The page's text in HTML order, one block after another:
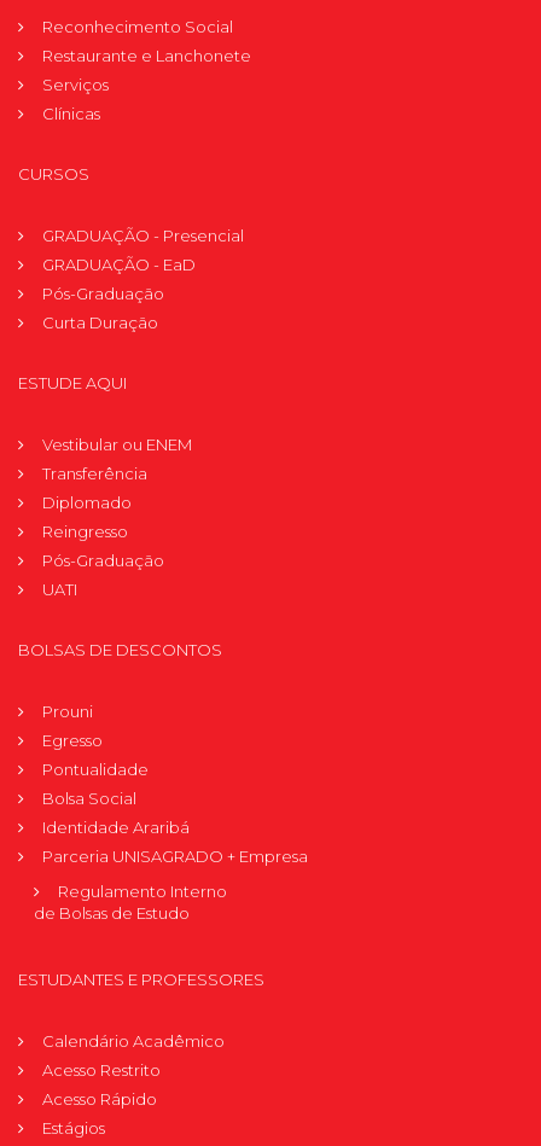
Reconhecimento Social
Restaurante e Lanchonete
Serviços
Clínicas
CURSOS
GRADUAÇÃO - Presencial
GRADUAÇÃO - EaD
Pós-Graduação
Curta Duração
ESTUDE AQUI
Vestibular ou ENEM
Transferência
Diplomado
Reingresso
Pós-Graduação
UATI
BOLSAS DE DESCONTOS
Prouni
Egresso
Pontualidade
Bolsa Social
Identidade Araribá
Parceria UNISAGRADO + Empresa
Regulamento Interno
de Bolsas de Estudo
ESTUDANTES E PROFESSORES
Calendário Acadêmico
Acesso Restrito
Acesso Rápido
Estágios